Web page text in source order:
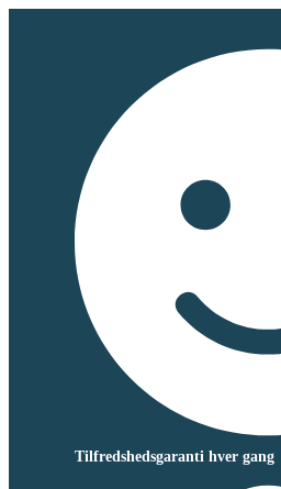
Tilfredshedsgaranti hver gang